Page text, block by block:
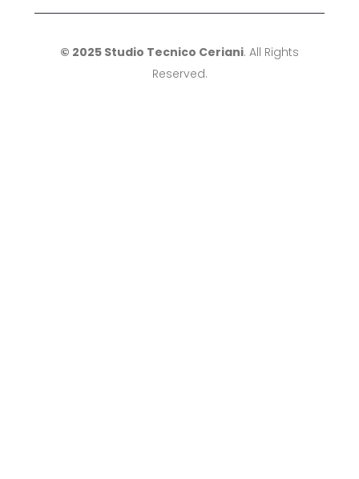
© 2025 Studio Tecnico Ceriani. All Rights
Reserved.